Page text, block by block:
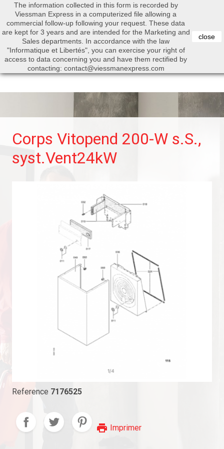
 
Search
Corps Vitopend 200-W s.S.,
syst.Vent24kW
Reference 7176525
print Imprimer
The information collected in this form is recorded by
Viessman Express in a computerized file allowing a
commercial follow-up following your request. These data
are kept for 3 years and are intended for the Marketing and
Sales departments. In accordance with the law
"Informatique et Libertés", you can exercise your right of
access to data concerning you and have them rectified by
contacting: contact@viessmanexpress.com
close